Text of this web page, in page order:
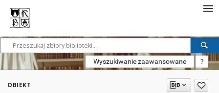
Wyszukiwanie zaawansowane ?
OBIEKT